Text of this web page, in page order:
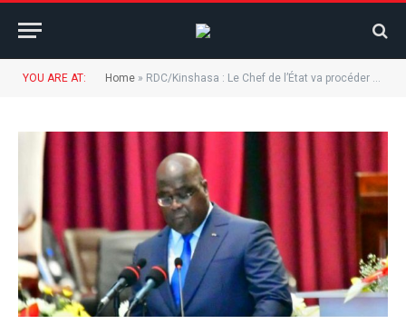
YOU ARE AT: Home » RDC/Kinshasa : Le Chef de l’État va procéder à l’inauguration d’un pavillon à la clinique Ngaliema et du saut-de-mouton de pompage.